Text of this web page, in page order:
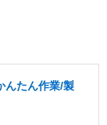
んたん作業/製